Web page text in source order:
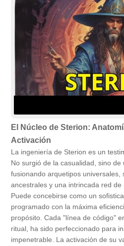
El Núcleo de Sterion:
Activación
La ingeniería de Sterion es un
No surgió de la casualidad, sino de
fusionando arquetipos universales,
ancestrales y una intrincada red
Puede concebirse como un
programado con la máxima
propósito. Cada "línea de código"
ritual, ha sido perfeccionado para
impenetrable. La activación de su